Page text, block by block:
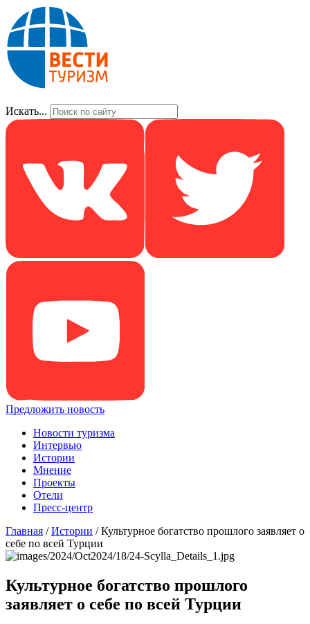
Искать...
Предложить новость
Новости туризма
Интервью
Истории
Мнение
Проекты
Отели
Пресс-центр
Главная /Истории /Культурное богатство прошлого заявляет о
себе по всей Турции
Культурное богатство прошлого
заявляет о себе по всей Турции